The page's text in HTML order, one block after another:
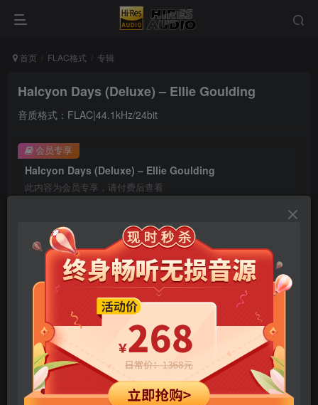
首页 FLAC格式 专辑
Halcyon Days (Deluxe) – Ellie Goulding
音质格式：FLAC|44.1kHz/24bit
Halcyon Days (Deluxe) – Ellie Goulding
此内容为会员专享，请付费后查看
9.9 99
年卡会员 免费 永久会员
立即购买
您当前未登录！建议登陆后购买，可保存购买订单
会员专享
专辑名称：Halcyon Days (Deluxe)
歌手：Ellie Goulding
类型：国际流行 音乐 摇滚 舞曲 电子音乐